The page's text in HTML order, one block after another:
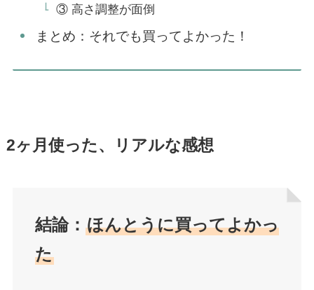
③ 高さ調整が面倒
まとめ：それでも買ってよかった！
2ヶ月使った、リアルな感想
結論： ほんとうに買ってよかっ
た